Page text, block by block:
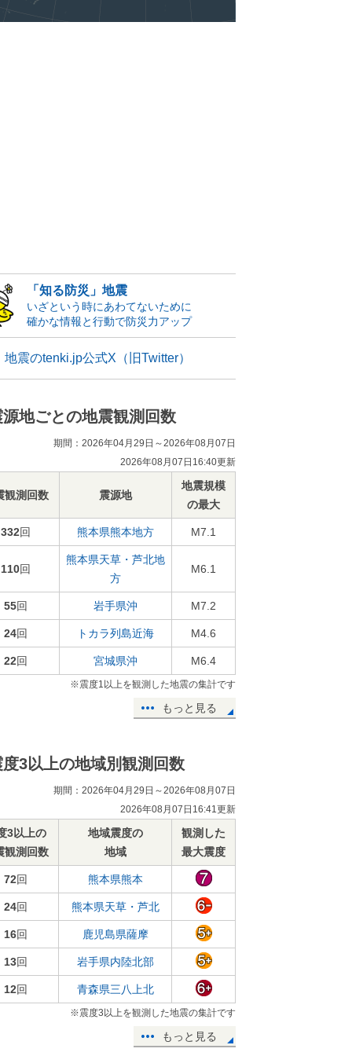
「知る防災」地震
いざという時にあわてないために
確かな情報と行動で防災力アップ
地震のtenki.jp公式X（旧Twitter）
源地ごとの地震観測回数
期間：2026年04月29日～2026年08月07日
2026年08月07日16:40更新
観測回数 震源地
地震規模
の最大
332回 熊本県熊本地方 M7.1
110回
熊本県天草・芦北地
方
M6.1
55回 岩手県沖 M7.2
24回 トカラ列島近海 M4.6
22回 宮城県沖 M6.4
※震度1以上を観測した地震の集計です
もっと見る
度3以上の地域別観測回数
期間：2026年04月29日～2026年08月07日
2026年08月07日16:41更新
3以上の
観測回数
地域震度の
地域
観測した
最大震度
72回 熊本県熊本
24回 熊本県天草・芦北
16回 鹿児島県薩摩
13回 岩手県内陸北部
12回 青森県三八上北
※震度3以上を観測した地震の集計です
もっと見る